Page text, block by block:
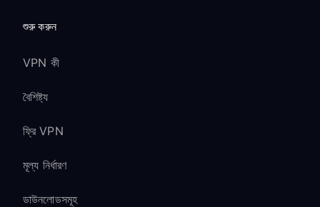
শুরু করুন
VPN কী
বৈশিষ্ট্য
ফ্রি VPN
মূল্য নির্ধারণ
ডাউনলোডসমূহ